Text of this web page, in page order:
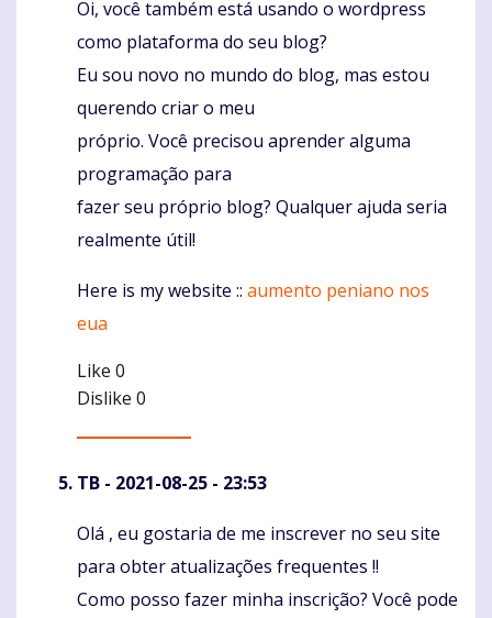
Komentaras
Oi, você também está usando o wordpress
como plataforma do seu blog?
Eu sou novo no mundo do blog, mas estou
querendo criar o meu
próprio. Você precisou aprender alguma
programação para
fazer seu próprio blog? Qualquer ajuda seria
realmente útil!
Here is my website :: aumento peniano nos
eua
Like 0
Dislike 0
TB - 2021-08-25 - 23:53
Komentaras
Olá , eu gostaria de me inscrever no seu site
para obter atualizações frequentes !!
Como posso fazer minha inscrição? Você pode